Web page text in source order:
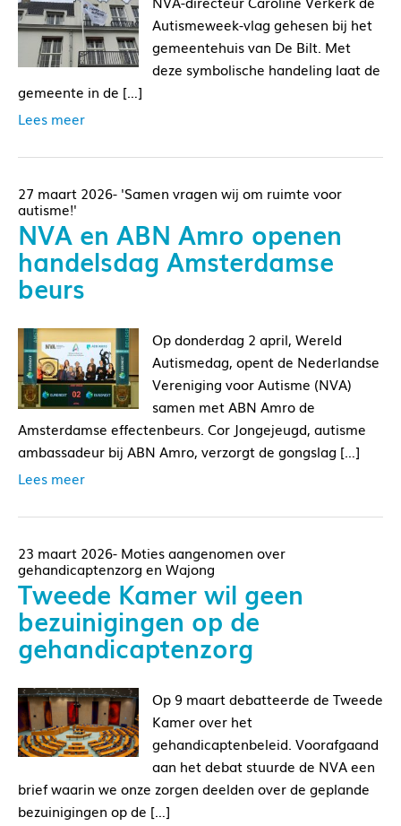
Autismeweek-vlag gehesen bij het
gemeentehuis van De Bilt. Met
deze symbolische handeling laat de
gemeente in de […]
Lees meer
27 maart 2026- 'Samen vragen wij om ruimte voor
autisme!'
NVA en ABN Amro openen
handelsdag Amsterdamse
beurs
Op donderdag 2 april, Wereld
Autismedag, opent de Nederlandse
Vereniging voor Autisme (NVA)
samen met ABN Amro de
Amsterdamse effectenbeurs. Cor Jongejeugd, autisme
ambassadeur bij ABN Amro, verzorgt de gongslag […]
Lees meer
23 maart 2026- Moties aangenomen over
gehandicaptenzorg en Wajong
Tweede Kamer wil geen
bezuinigingen op de
gehandicaptenzorg
Op 9 maart debatteerde de Tweede
Kamer over het
gehandicaptenbeleid. Voorafgaand
aan het debat stuurde de NVA een
brief waarin we onze zorgen deelden over de geplande
bezuinigingen op de […]